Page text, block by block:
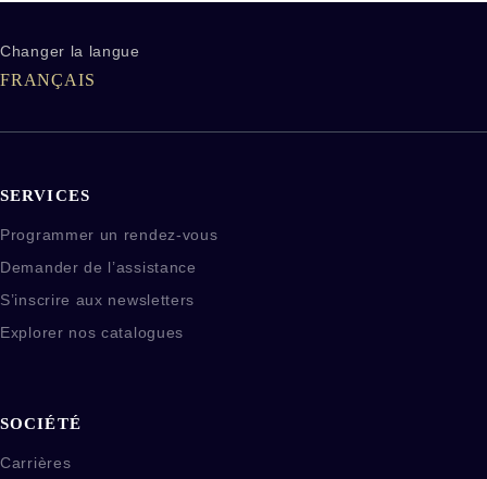
liens Harry Winston
Changer la langue
FRANÇAIS
SERVICES
Programmer un rendez-vous
Demander de l’assistance
S’inscrire aux newsletters
Explorer nos catalogues
SOCIÉTÉ
Carrières